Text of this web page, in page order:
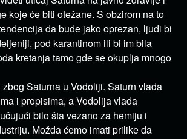
koje će biti otežane. S obzirom na to
da bude jako oprezan, ljudi bi
pod karantinom ili bi im bila
kretanja tamo gde se okuplja mnogo
Saturna u Vodoliji. Saturn vlada
i propisima, a Vodolija vlada
bilo šta vezano za hemiju i
Možda ćemo imati prilike da